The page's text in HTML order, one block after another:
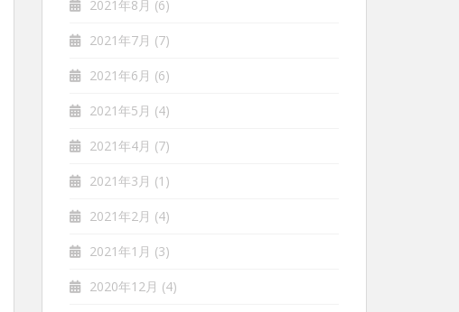
2021年8月 (6)
2021年7月 (7)
2021年6月 (6)
2021年5月 (4)
2021年4月 (7)
2021年3月 (1)
2021年2月 (4)
2021年1月 (3)
2020年12月 (4)